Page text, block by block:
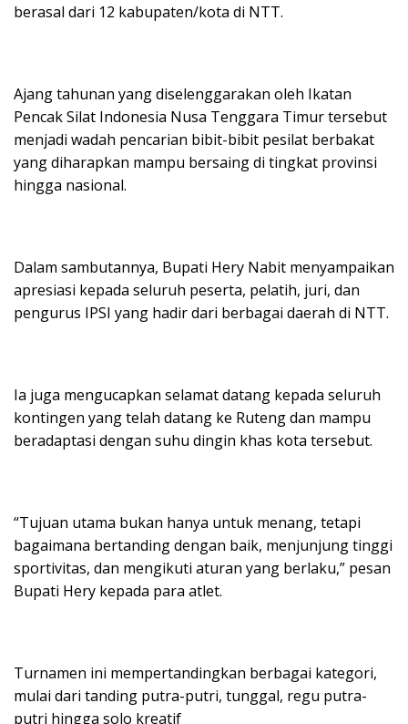
berasal dari 12 kabupaten/kota di NTT.
Ajang tahunan yang diselenggarakan oleh Ikatan
Pencak Silat Indonesia Nusa Tenggara Timur tersebut
menjadi wadah pencarian bibit-bibit pesilat berbakat
yang diharapkan mampu bersaing di tingkat provinsi
hingga nasional.
Dalam sambutannya, Bupati Hery Nabit menyampaikan
apresiasi kepada seluruh peserta, pelatih, juri, dan
pengurus IPSI yang hadir dari berbagai daerah di NTT.
Ia juga mengucapkan selamat datang kepada seluruh
kontingen yang telah datang ke Ruteng dan mampu
beradaptasi dengan suhu dingin khas kota tersebut.
“Tujuan utama bukan hanya untuk menang, tetapi
bagaimana bertanding dengan baik, menjunjung tinggi
sportivitas, dan mengikuti aturan yang berlaku,” pesan
Bupati Hery kepada para atlet.
Turnamen ini mempertandingkan berbagai kategori,
mulai dari tanding putra-putri, tunggal, regu putra-
putri hingga solo kreatif